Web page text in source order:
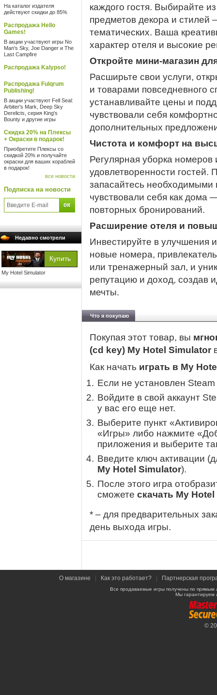
На каталог издателя
действуют скидки до 85%
Распродажа Hello
Games!
В акции участвуют игры No
Man's Sky, Joe Danger и The
Last Campfire
Распродажа Kalypso!
Распродажа Fulqrum
Publishing!
В акции участвуют Fell Seal:
Arbiter's Mark, Deep Sky
Derelicts, серия King's
Bounty и другие игры
Скидка 20% на Плексы
+ Окраски в подарок!
Приобретите Плексы со
скидкой 20% и получайте
окраски для ваших кораблей
в подарок!
все новости
Подписка на новости
Недавно смотрели
My Hotel Simulator
каждого гостя. Выбирайте
предметов декора и стилей
тематических. Ваша
характер отеля и высокие
Откройте мини-магазин
Расширьте свои услуги,
и товарами повседневного
устанавливайте цены и
чувствовали себя
дополнительных
Чистота и комфорт на
Регулярная уборка
удовлетворенности гостей.
запасайтесь необходимыми
чувствовали себя как дома
повторных бронирований.
Расширение отеля и
Инвестируйте в улучшения
новые номера,
или тренажерный зал, и
репутацию и доход, создав
мечты.
Что я покупаю
Покупая этот товар, вы
(cd key) My Hotel Simulator
Как начать играть в My
Если не установлен
Войдите в свой аккаунт
у вас его еще нет.
Выберите пункт
«Игры» либо нажмите
приложения и выберите
Введите ключ активации
My Hotel Simulator).
После этого игра
сможете скачать My
* – для предварительных
день выхода игры.
О магазине Как это работает? Партнерская
Все продаваемые игры получены по
Мы гарантируем
©